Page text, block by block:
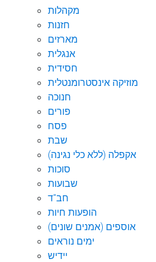
מקהלות
חזנות
מארזים
אנגלית
חסידית
מוזיקה אינסטרומנטלית
חנוכה
פורים
פסח
שבת
אקפלה (ללא כלי נגינה)
סוכות
שבועות
חב"ד
הופעות חיות
אוספים (אמנים שונים)
ימים נוראים
יידיש